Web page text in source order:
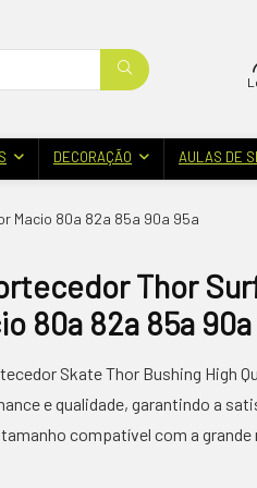
DECORAÇÃO AULAS DE
Macio 80a 82a 85a 90a 95a
Thor
80a 82a 85a
Skate Thor Bushing High
e qualidade, garantindo a
compatível com a